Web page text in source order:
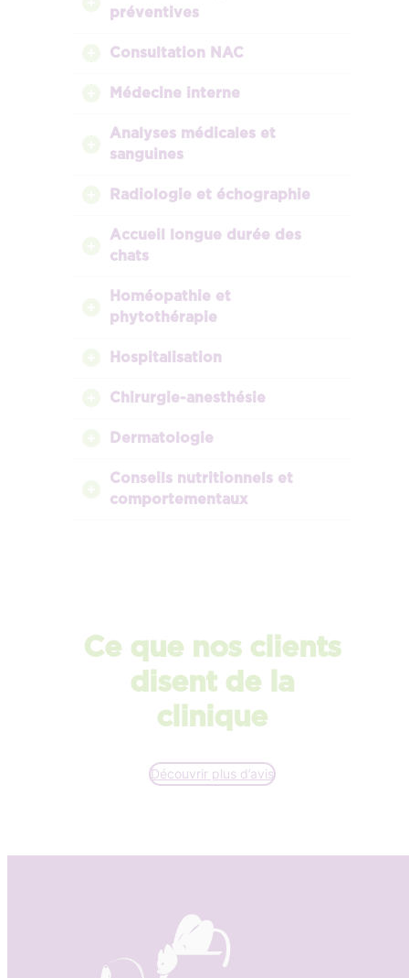
préventives
Consultation NAC
Médecine interne
Analyses médicales et
sanguines
Radiologie et échographie
Accueil longue durée des
chats
Homéopathie et
phytothérapie
Hospitalisation
Chirurgie-anesthésie
Dermatologie
Conseils nutritionnels et
comportementaux
Ce que nos clients
disent de la
clinique
Découvrir plus d’avis